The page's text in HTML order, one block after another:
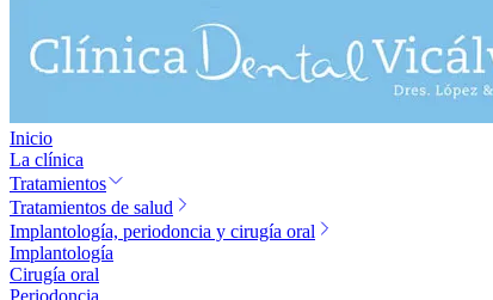
Inicio
La clínica
Tratamientos
Tratamientos de salud
Implantología, periodoncia y cirugía oral
Implantología
Cirugía oral
Periodoncia